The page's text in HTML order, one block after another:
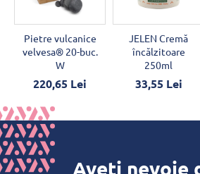
Pietre vulcanice
velvesa® 20-buc.
W
220,65 Lei
JELEN Cremă
încălzitoare
250ml
33,55 Lei
Aveți nevoie